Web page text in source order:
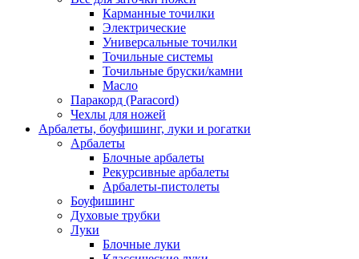
Карманные точилки
Электрические
Универсальные точилки
Точильные системы
Точильные бруски/камни
Масло
Паракорд (Paracord)
Чехлы для ножей
Арбалеты, боуфишинг, луки и рогатки
Арбалеты
Блочные арбалеты
Рекурсивные арбалеты
Арбалеты-пистолеты
Боуфишинг
Духовые трубки
Луки
Блочные луки